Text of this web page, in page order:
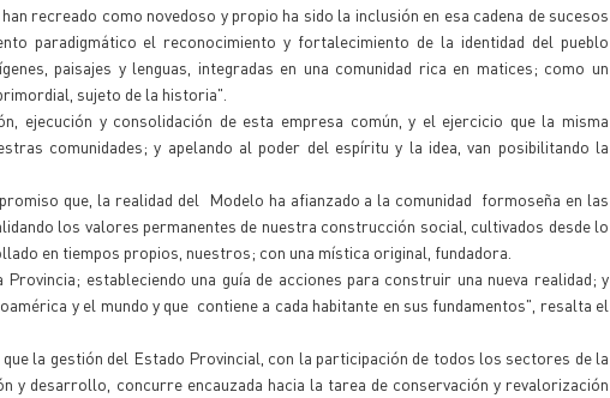
recreado como novedoso y propio ha sido la inclusión en esa cadena de sucesos
paradigmático el reconocimiento y fortalecimiento de la identidad del pueblo
paisajes y lenguas, integradas en una comunidad rica en matices; como un
sujeto de la historia".
ejecución y consolidación de esta empresa común, y el ejercicio que la misma
comunidades; y apelando al poder del espíritu y la idea, van posibilitando la
que, la realidad del Modelo ha afianzado a la comunidad formoseña en las
los valores permanentes de nuestra construcción social, cultivados desde lo
en tiempos propios, nuestros; con una mística original, fundadora.
estableciendo una guía de acciones para construir una nueva realidad; y
y el mundo y que contiene a cada habitante en sus fundamentos", resalta el
la gestión del Estado Provincial, con la participación de todos los sectores de la
y desarrollo, concurre encauzada hacia la tarea de conservación y revalorización